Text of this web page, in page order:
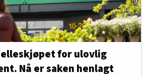
for ulovlig
Nå er saken henlagt